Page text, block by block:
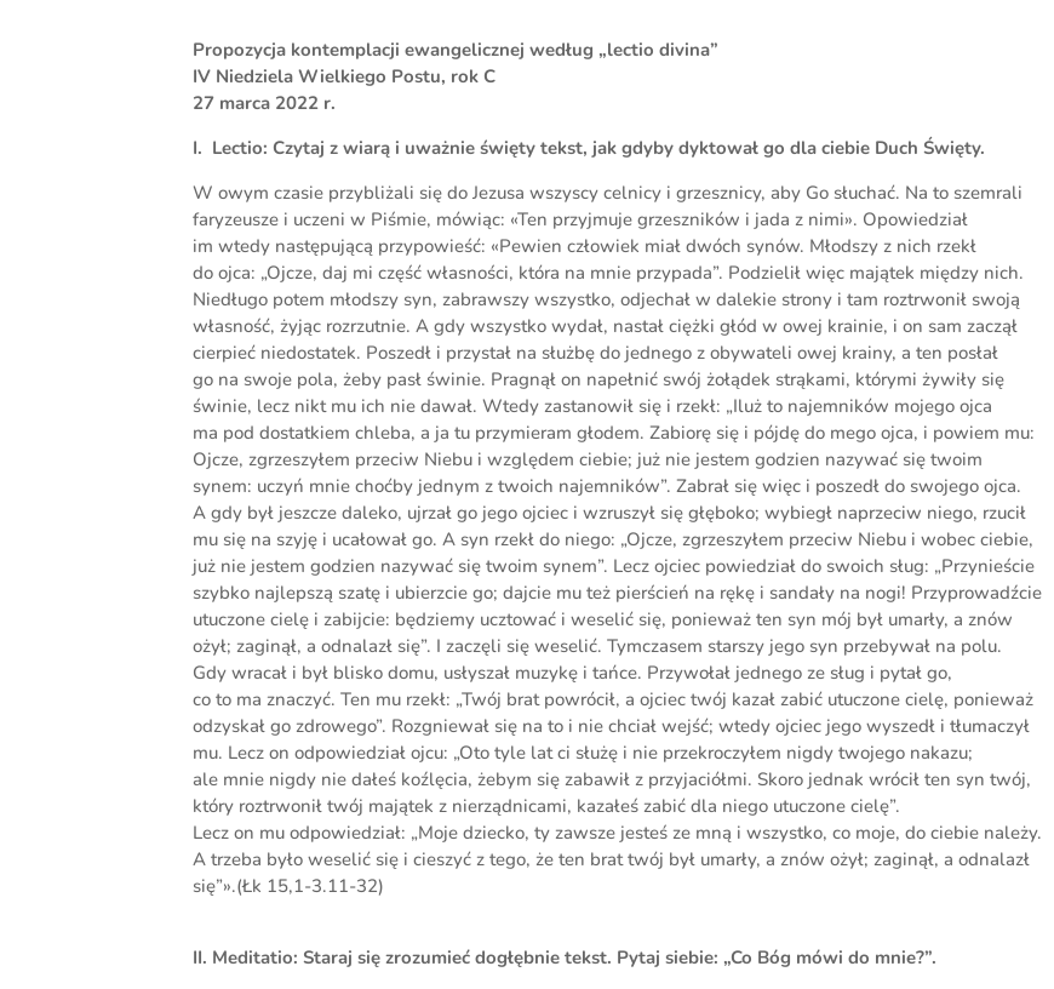
Propozycja kontemplacji ewangelicznej według „lectio divina”
IV Niedziela Wielkiego Postu, rok C
27 marca 2022 r.
I. Lectio: Czytaj z wiarą i uważnie święty tekst, jak gdyby dyktował go dla ciebie Duch Święty.
W owym czasie przybliżali się do Jezusa wszyscy celnicy i grzesznicy, aby Go słuchać. Na to szemrali
faryzeusze i uczeni w Piśmie, mówiąc: «Ten przyjmuje grzeszników i jada z nimi». Opowiedział
im wtedy następującą przypowieść: «Pewien człowiek miał dwóch synów. Młodszy z nich rzekł
do ojca: „Ojcze, daj mi część własności, która na mnie przypada”. Podzielił więc majątek między nich.
Niedługo potem młodszy syn, zabrawszy wszystko, odjechał w dalekie strony i tam roztrwonił swoją
własność, żyjąc rozrzutnie. A gdy wszystko wydał, nastał ciężki głód w owej krainie, i on sam zaczął
cierpieć niedostatek. Poszedł i przystał na służbę do jednego z obywateli owej krainy, a ten posłał
go na swoje pola, żeby pasł świnie. Pragnął on napełnić swój żołądek strąkami, którymi żywiły się
świnie, lecz nikt mu ich nie dawał. Wtedy zastanowił się i rzekł: „Iluż to najemników mojego ojca
ma pod dostatkiem chleba, a ja tu przymieram głodem. Zabiorę się i pójdę do mego ojca, i powiem mu:
Ojcze, zgrzeszyłem przeciw Niebu i względem ciebie; już nie jestem godzien nazywać się twoim
synem: uczyń mnie choćby jednym z twoich najemników”. Zabrał się więc i poszedł do swojego ojca.
A gdy był jeszcze daleko, ujrzał go jego ojciec i wzruszył się głęboko; wybiegł naprzeciw niego, rzucił
mu się na szyję i ucałował go. A syn rzekł do niego: „Ojcze, zgrzeszyłem przeciw Niebu i wobec ciebie,
już nie jestem godzien nazywać się twoim synem”. Lecz ojciec powiedział do swoich sług: „Przynieście
szybko najlepszą szatę i ubierzcie go; dajcie mu też pierścień na rękę i sandały na nogi! Przyprowadźcie
utuczone cielę i zabijcie: będziemy ucztować i weselić się, ponieważ ten syn mój był umarły, a znów
ożył; zaginął, a odnalazł się”. I zaczęli się weselić. Tymczasem starszy jego syn przebywał na polu.
Gdy wracał i był blisko domu, usłyszał muzykę i tańce. Przywołał jednego ze sług i pytał go,
co to ma znaczyć. Ten mu rzekł: „Twój brat powrócił, a ojciec twój kazał zabić utuczone cielę, ponieważ
odzyskał go zdrowego”. Rozgniewał się na to i nie chciał wejść; wtedy ojciec jego wyszedł i tłumaczył
mu. Lecz on odpowiedział ojcu: „Oto tyle lat ci służę i nie przekroczyłem nigdy twojego nakazu;
ale mnie nigdy nie dałeś koźlęcia, żebym się zabawił z przyjaciółmi. Skoro jednak wrócił ten syn twój,
który roztrwonił twój majątek z nierządnicami, kazałeś zabić dla niego utuczone cielę”.
Lecz on mu odpowiedział: „Moje dziecko, ty zawsze jesteś ze mną i wszystko, co moje, do ciebie należy.
A trzeba było weselić się i cieszyć z tego, że ten brat twój był umarły, a znów ożył; zaginął, a odnalazł
się”».(Łk 15,1-3.11-32)
II. Meditatio: Staraj się zrozumieć dogłębnie tekst. Pytaj siebie: „Co Bóg mówi do mnie?”.